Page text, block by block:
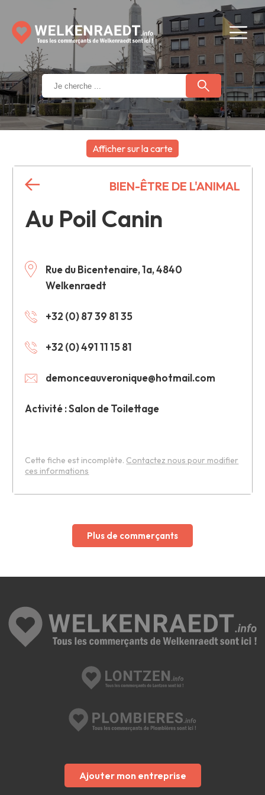
Afficher sur la carte
Au Poil Canin
Rue du Bicentenaire, 1a, 4840
Welkenraedt
+32 (0) 87 39 81 35
+32 (0) 491 11 15 81
demonceauveronique@hotmail.com
Activité : Salon de Toilettage
BIEN-ÊTRE DE L'ANIMAL
Cette fiche est incomplète. Contactez nous pour modifier
ces informations
+
−
Plus de commerçants
Ajouter mon entreprise